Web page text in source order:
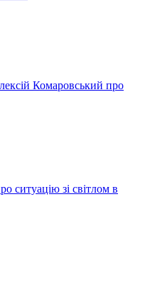
Комаровський про
ситуацію зі світлом в